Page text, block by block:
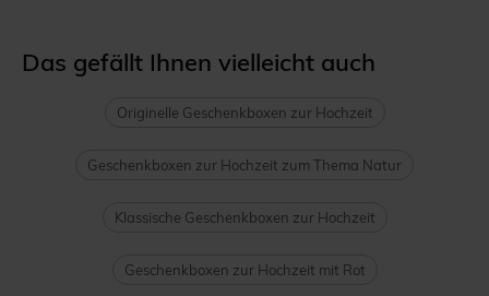
Das gefällt Ihnen vielleicht auch
Originelle Geschenkboxen zur Hochzeit
Geschenkboxen zur Hochzeit zum Thema Natur
Klassische Geschenkboxen zur Hochzeit
Geschenkboxen zur Hochzeit mit Rot